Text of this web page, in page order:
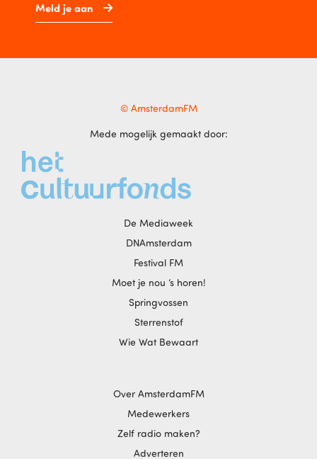
Meld je aan
© AmsterdamFM
Mede mogelijk gemaakt door:
De Mediaweek
DNAmsterdam
Festival FM
Moet je nou ‘s horen!
Springvossen
Sterrenstof
Wie Wat Bewaart
Over AmsterdamFM
Medewerkers
Zelf radio maken?
Adverteren